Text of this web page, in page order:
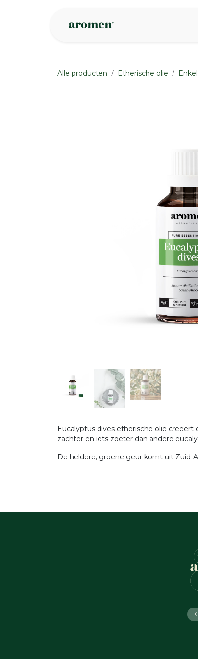
Alle producten Etherische olie
Eucalyptus dives etherische olie
zachter en iets zoeter dan andere
De heldere, groene geur komt uit Zuid-